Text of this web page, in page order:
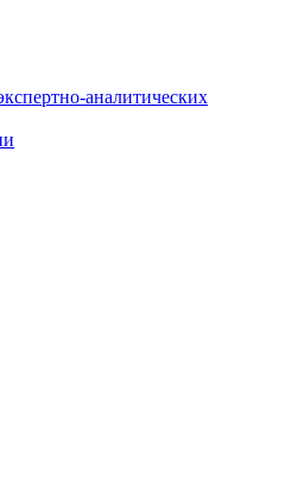
аналитических